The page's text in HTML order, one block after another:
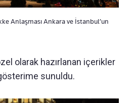
Anlaşması Ankara ve İstanbul’un
olarak hazırlanan içerikler
sunuldu.